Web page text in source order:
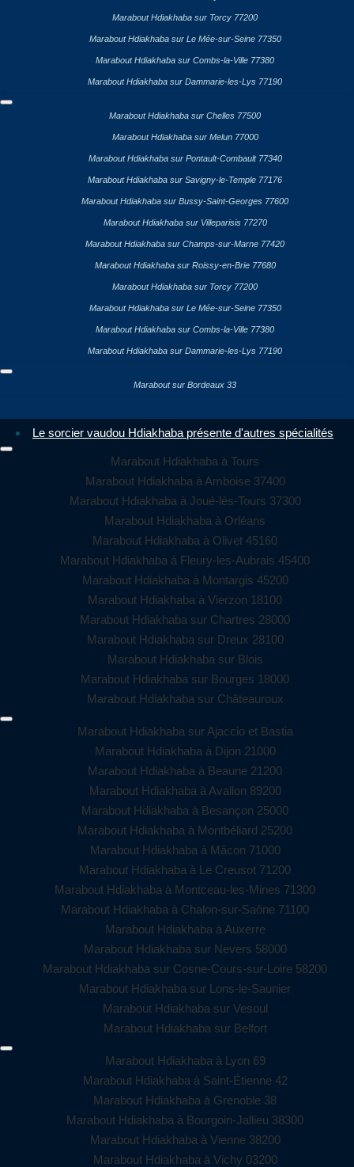
Marabout Hdiakhaba sur Torcy 77200
Marabout Hdiakhaba sur Le Mée-sur-Seine 77350
Marabout Hdiakhaba sur Combs-la-Ville 77380
Marabout Hdiakhaba sur Dammarie-les-Lys 77190
Marabout Hdiakhaba sur Chelles 77500
Marabout Hdiakhaba sur Melun 77000
Marabout Hdiakhaba sur Pontault-Combault 77340
Marabout Hdiakhaba sur Savigny-le-Temple 77176
Marabout Hdiakhaba sur Bussy-Saint-Georges 77600
Marabout Hdiakhaba sur Villeparisis 77270
Marabout Hdiakhaba sur Champs-sur-Marne 77420
Marabout Hdiakhaba sur Roissy-en-Brie 77680
Marabout Hdiakhaba sur Torcy 77200
Marabout Hdiakhaba sur Le Mée-sur-Seine 77350
Marabout Hdiakhaba sur Combs-la-Ville 77380
Marabout Hdiakhaba sur Dammarie-les-Lys 77190
Marabout sur Bordeaux 33
Le sorcier vaudou Hdiakhaba présente d'autres spécialités
Marabout Hdiakhaba à Tours
Marabout Hdiakhaba à Amboise 37400
Marabout Hdiakhaba à Joué-lès-Tours 37300
Marabout Hdiakhaba à Orléans
Marabout Hdiakhaba à Olivet 45160
Marabout Hdiakhaba à Fleury-les-Aubrais 45400
Marabout Hdiakhaba à Montargis 45200
Marabout Hdiakhaba à Vierzon 18100
Marabout Hdiakhaba sur Chartres 28000
Marabout Hdiakhaba sur Dreux 28100
Marabout Hdiakhaba sur Blois
Marabout Hdiakhaba sur Bourges 18000
Marabout Hdiakhaba sur Châteauroux
Marabout Hdiakhaba sur Ajaccio et Bastia
Marabout Hdiakhaba à Dijon 21000
Marabout Hdiakhaba à Beaune 21200
Marabout Hdiakhaba à Avallon 89200
Marabout Hdiakhaba à Besançon 25000
Marabout Hdiakhaba à Montbéliard 25200
Marabout Hdiakhaba à Mâcon 71000
Marabout Hdiakhaba à Le Creusot 71200
Marabout Hdiakhaba à Montceau-les-Mines 71300
Marabout Hdiakhaba à Chalon-sur-Saône 71100
Marabout Hdiakhaba à Auxerre
Marabout Hdiakhaba sur Nevers 58000
Marabout Hdiakhaba sur Cosne-Cours-sur-Loire 58200
Marabout Hdiakhaba sur Lons-le-Saunier
Marabout Hdiakhaba sur Vesoul
Marabout Hdiakhaba sur Belfort
Marabout Hdiakhaba à Lyon 69
Marabout Hdiakhaba à Saint-Étienne 42
Marabout Hdiakhaba à Grenoble 38
Marabout Hdiakhaba à Bourgoin-Jallieu 38300
Marabout Hdiakhaba à Vienne 38200
Marabout Hdiakhaba à Vichy 03200